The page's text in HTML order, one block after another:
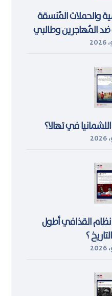
والحملات المُنسقة
ضد المُهاجرين وطالبي
ليبيا
في تهالا؟
القذافي أطول
؟